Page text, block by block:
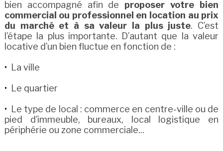
bien accompagné afin de proposer votre bien
commercial ou professionnel en location au prix
du marché et à sa valeur la plus juste. C’est
l’étape la plus importante. D’autant que la valeur
locative d’un bien fluctue en fonction de :
La ville
Le quartier
Le type de local : commerce en centre-ville ou de
pied d’immeuble, bureaux, local logistique en
périphérie ou zone commerciale...